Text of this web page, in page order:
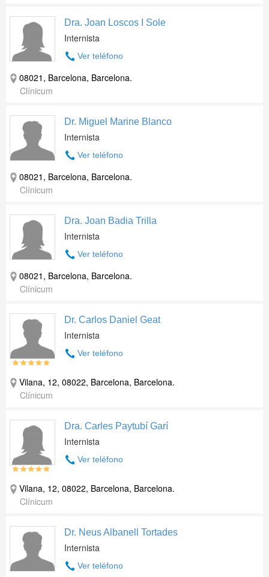
Dra. Joan Loscos I Sole
Internista
Ver teléfono
08021, Barcelona, Barcelona.
Clínicum
Dr. Miguel Marine Blanco
Internista
Ver teléfono
08021, Barcelona, Barcelona.
Clínicum
Dra. Joan Badia Trilla
Internista
Ver teléfono
08021, Barcelona, Barcelona.
Clínicum
Dr. Carlos Daniel Geat
Internista
Ver teléfono
Vilana, 12, 08022, Barcelona, Barcelona.
Clínicum
Dra. Carles Paytubí Garí
Internista
Ver teléfono
Vilana, 12, 08022, Barcelona, Barcelona.
Clínicum
Dr. Neus Albanell Tortades
Internista
Ver teléfono